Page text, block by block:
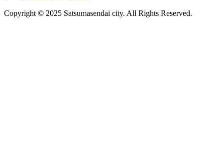
Copyright © 2025 Satsumasendai city. All Rights Reserved.